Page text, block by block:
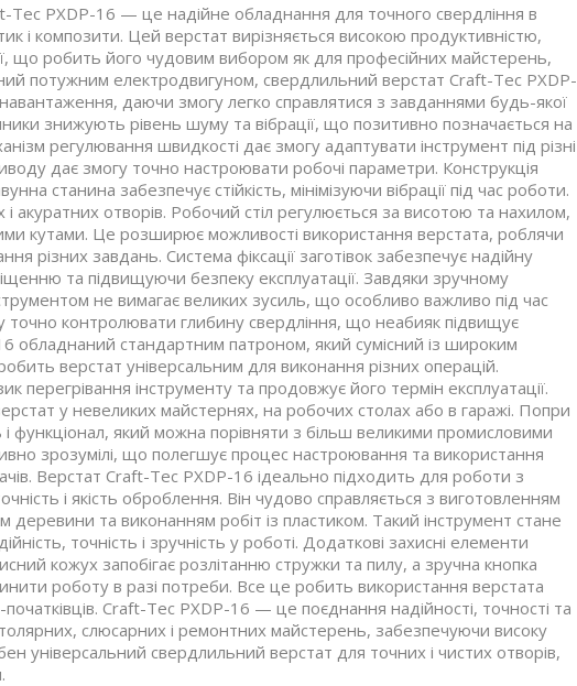
Tec PXDP-16 — це надійне обладнання для точного свердління в
і композити. Цей верстат вирізняється високою продуктивністю,
що робить його чудовим вибором як для професійних майстерень,
потужним електродвигуном, свердлильний верстат Craft-Tec PXDP-
даючи змогу легко справлятися з завданнями будь-якої
знижують рівень шуму та вібрації, що позитивно позначається на
регулювання швидкості дає змогу адаптувати інструмент під різні
дає змогу точно настроювати робочі параметри. Конструкція
станина забезпечує стійкість, мінімізуючи вібрації під час роботи.
отворів. Робочий стіл регулюється за висотою та нахилом,
кутами. Це розширює можливості використання верстата, роблячи
різних завдань. Система фіксації заготівок забезпечує надійну
та підвищуючи безпеку експлуатації. Завдяки зручному
не вимагає великих зусиль, що особливо важливо під час
точно контролювати глибину свердління, що неабияк підвищує
обладнаний стандартним патроном, який сумісний із широким
верстат універсальним для виконання різних операцій.
інструменту та продовжує його термін експлуатації.
у невеликих майстернях, на робочих столах або в гаражі. Попри
і функціонал, який можна порівняти з більш великими промисловими
зрозумілі, що полегшує процес настроювання та використання
Верстат Craft-Tec PXDP-16 ідеально підходить для роботи з
і якість оброблення. Він чудово справляється з виготовленням
деревини та виконанням робіт із пластиком. Такий інструмент стане
точність і зручність у роботі. Додаткові захисні елементи
кожух запобігає розлітанню стружки та пилу, а зручна кнопка
роботу в разі потреби. Все це робить використання верстата
Craft-Tec PXDP-16 — це поєднання надійності, точності та
слюсарних і ремонтних майстерень, забезпечуючи високу
універсальний свердлильний верстат для точних і чистих отворів,